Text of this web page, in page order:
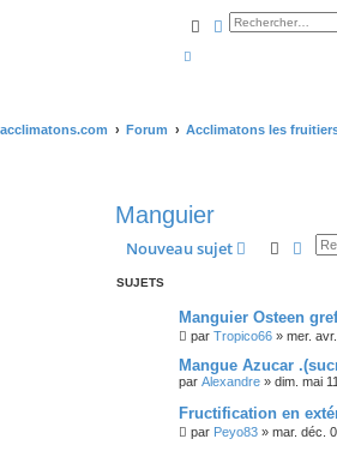
Rechercher
Recherche
acclimatons.com Forum Acclimatons les
Manguier
Nouveau sujet
SUJETS
Manguier Osteen
par Tropico66 » mer.
Mangue Azucar
par Alexandre » dim. mai
Fructification en
par Peyo83 » mar. déc.